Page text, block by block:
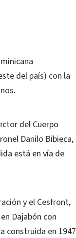
del país) con la
del Cuerpo
Danilo Bibieca,
está en vía de
y el Cesfront,
Dajabón con
construida en 1947